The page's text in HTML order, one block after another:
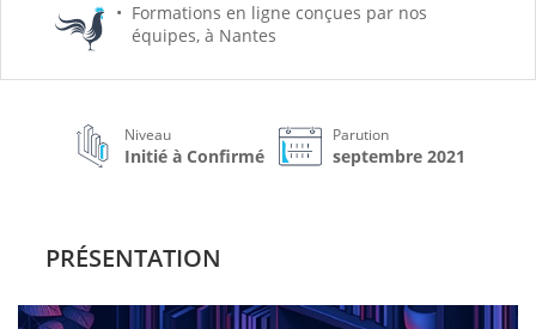
Formations en ligne conçues par nos
équipes, à Nantes
Niveau
Initié à Confirmé
Parution
septembre 2021
PRÉSENTATION